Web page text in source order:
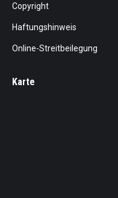
Copyright
Haftungshinweis
Online-Streitbeilegung
Karte